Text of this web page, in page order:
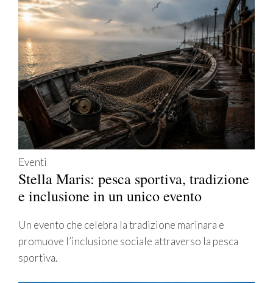
Eventi
Stella Maris: pesca sportiva, tradizione
e inclusione in un unico evento
Un evento che celebra la tradizione marinara e
promuove l’inclusione sociale attraverso la pesca
sportiva.